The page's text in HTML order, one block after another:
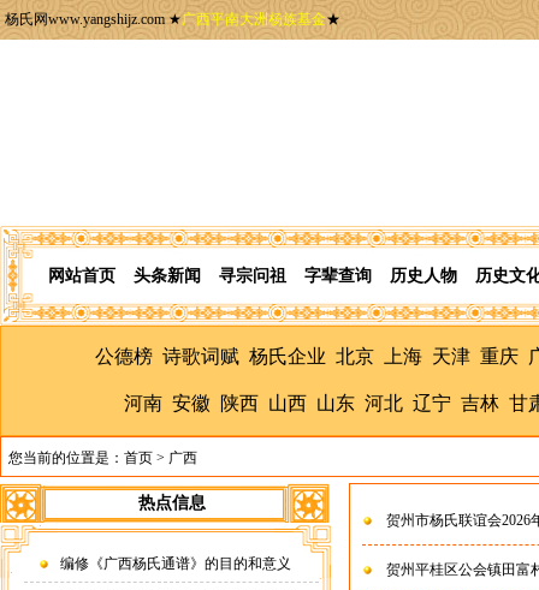
杨氏网www.yangshijz.com ★广西平南大洲杨族基金★
网站首页 头条新闻 寻宗问祖 字辈查询 历史人物 历史文
公德榜 诗歌词赋 杨氏企业 北京 上海 天津 重庆
河南 安徽 陕西 山西 山东 河北 辽宁 吉林 甘
您当前的位置是： 首页 > 广西
热点信息
编修《广西杨氏通谱》的目的和意义
贺州市杨氏联谊会2026
贺州平桂区公会镇田富